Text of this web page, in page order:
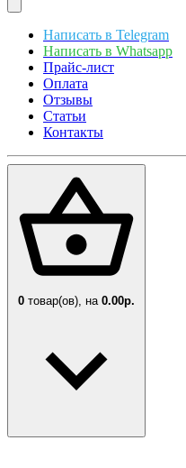
Написать в Telegram
Написать в Whatsapp
Прайс-лист
Оплата
Отзывы
Статьи
Контакты
0 товар(ов), на 0.00р.